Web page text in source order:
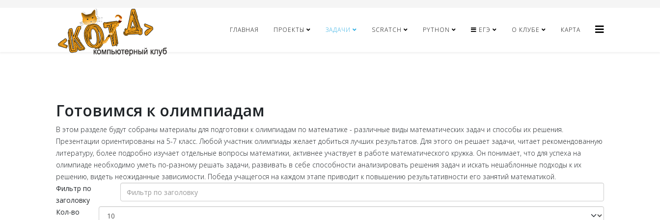
ГЛАВНАЯ ПРОЕКТЫ ЗАДАЧИ SCRATCH PYTHON ЕГЭ О КЛУБЕ КАРТА
Готовимся к олимпиадам
В этом разделе будут собраны материалы для подготовки к олимпиадам по математике - различные виды математических задач и способы их решения.
Презентации ориентированы на 5-7 класс. Любой участник олимпиады желает добиться лучших результатов. Для этого он решает задачи, читает рекомендованную
литературу, более подробно изучает отдельные вопросы математики, активнее участвует в работе математического кружка. Он понимает, что для успеха на
олимпиаде необходимо уметь по-разному решать задачи, развивать в себе способности анализировать решения задач и искать нешаблонные подходы к их
решению, видеть неожиданные зависимости. Победа учащегося на каждом этапе приводит к повышению результативности его занятий математикой.
Фильтр по
заголовку
Кол-во